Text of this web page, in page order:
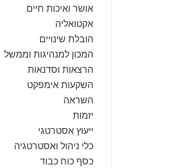
אושר ואיכות חיים
אקטואליה
הובלת שינויים
המכון למנהיגות וממשל
הרצאות וסדנאות
השקעות אימפקט
השראה
יזמות
ייעוץ אסטרטגי
כלי ניהול ואסטרטגיה
כסף כוח כבוד